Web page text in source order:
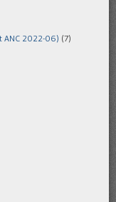
ANC 2022-06) (7)